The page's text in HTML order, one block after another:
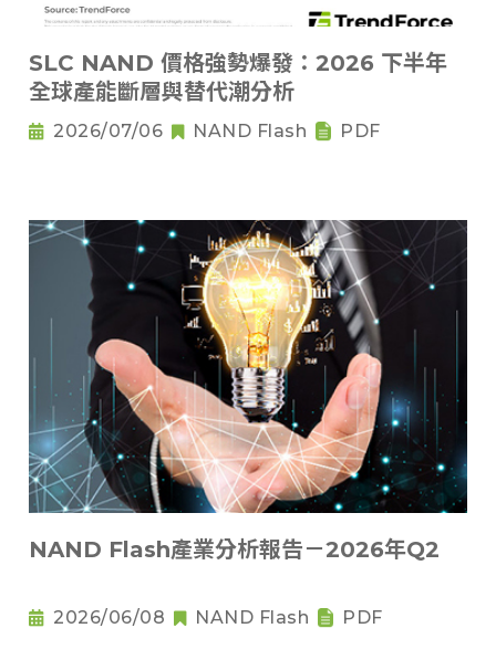
SLC NAND 價格強勢爆發：2026 下半年
全球產能斷層與替代潮分析
2026/07/06 NAND Flash PDF
NAND Flash產業分析報告－2026年Q2
2026/06/08 NAND Flash PDF